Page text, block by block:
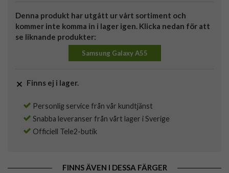
Denna produkt har utgått ur vårt sortiment och
kommer inte komma in i lager igen. Klicka nedan för att
se liknande produkter:
Samsung Galaxy A55
Finns ej i lager.
Personlig service från vår kundtjänst
Snabba leveranser från vårt lager i Sverige
Officiell Tele2-butik
FINNS ÄVEN I DESSA FÄRGER